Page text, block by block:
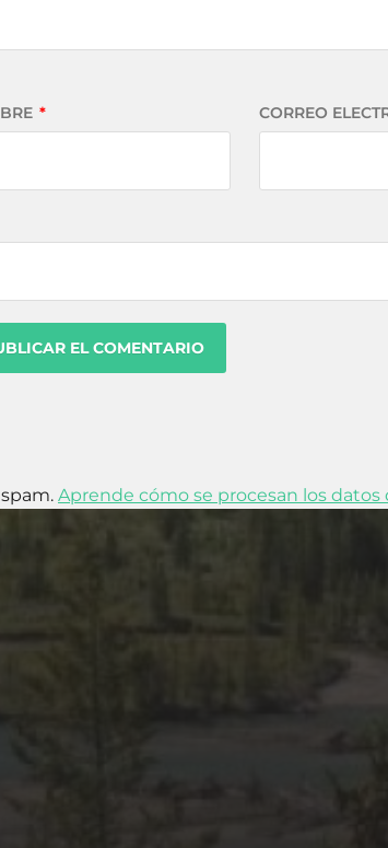
* CORREO
Aprende cómo se procesan los